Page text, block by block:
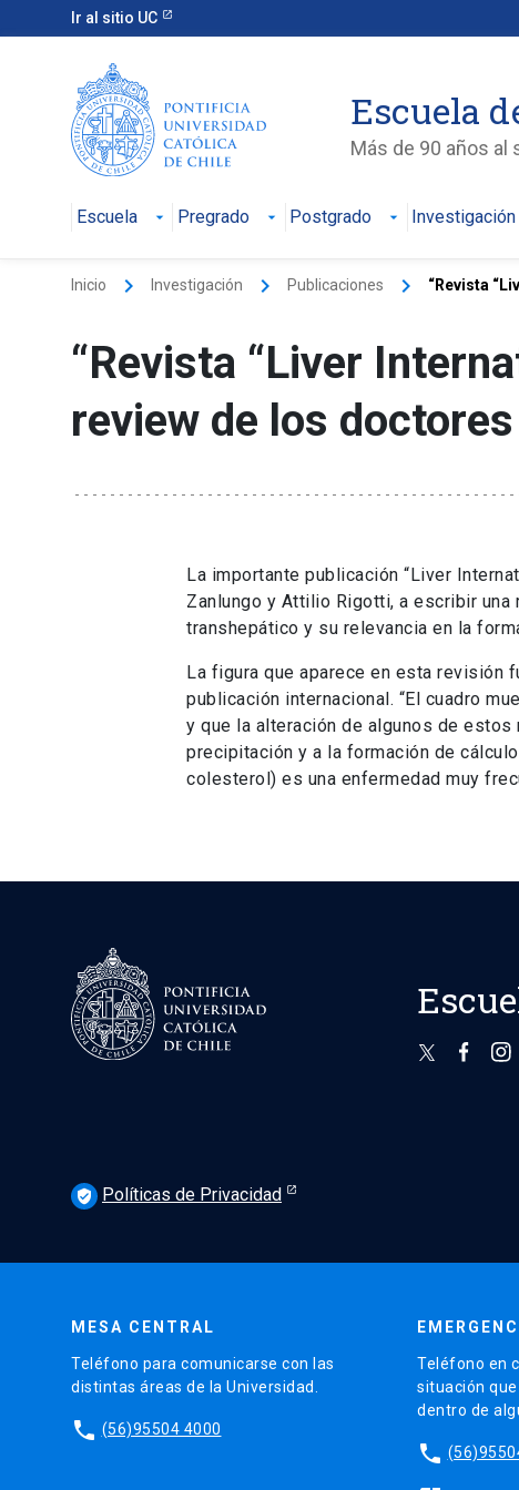
Ir al sitio UC
Escuela
Más de 90 años al
Escuela Pregrado Postgrado
Inicio keyboard_arrow_right Investigación keyboard_arrow_right Publicaciones keyboard_arrow_right “Revista
“Revista “Liver
review de los
La importante publicación “Liver
Zanlungo y Attilio Rigotti, a escribir
transhepático y su relevancia en la
La figura que aparece en esta revisión
publicación internacional. “El cuadro
y que la alteración de algunos de
precipitación y a la formación de
colesterol) es una enfermedad muy
verified_user Políticas de Privacidad
MESA CENTRAL
Teléfono para comunicarse con las
distintas áreas de la Universidad.
phone (56)95504 4000
Teléfono en
situación
dentro de
phone